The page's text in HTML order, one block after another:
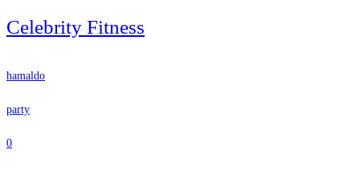
Celebrity Fitness
hamaldo
party
0